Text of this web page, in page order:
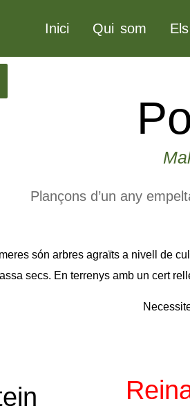
Inici Qui som
Plançons d’un any
són arbres agraïts a nivell de
secs. En terrenys amb un cert